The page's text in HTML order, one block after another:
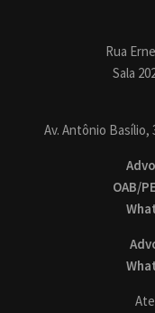
Rua
Sala
Av. Antônio Basílio,
OAB/